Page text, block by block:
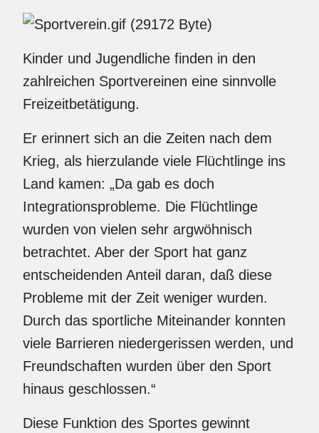
Kinder und Jugendliche finden in den
zahlreichen Sportvereinen eine sinnvolle
Freizeitbetätigung.
Er erinnert sich an die Zeiten nach dem
Krieg, als hierzulande viele Flüchtlinge ins
Land kamen: „Da gab es doch
Integrationsprobleme. Die Flüchtlinge
wurden von vielen sehr argwöhnisch
betrachtet. Aber der Sport hat ganz
entscheidenden Anteil daran, daß diese
Probleme mit der Zeit weniger wurden.
Durch das sportliche Miteinander konnten
viele Barrieren niedergerissen werden, und
Freundschaften wurden über den Sport
hinaus geschlossen.“
Diese Funktion des Sportes gewinnt